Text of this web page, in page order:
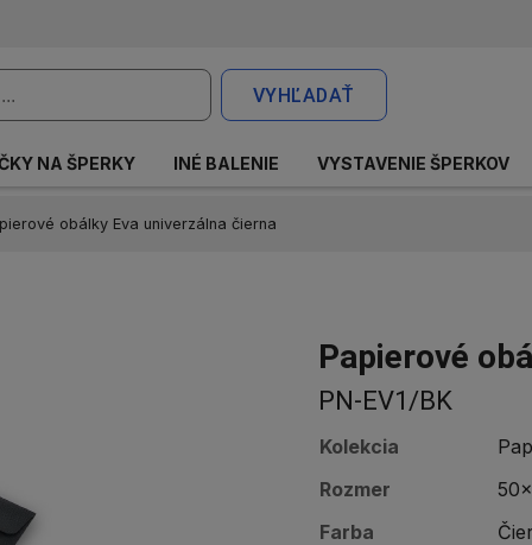
VYHĽADAŤ
NA ŠPERKY INÉ BALENIE VYSTAVENIE ŠPERKOV
obálky Eva univerzálna čierna
Papierové
PN-EV1/BK
Kolekcia
Rozmer
Farba